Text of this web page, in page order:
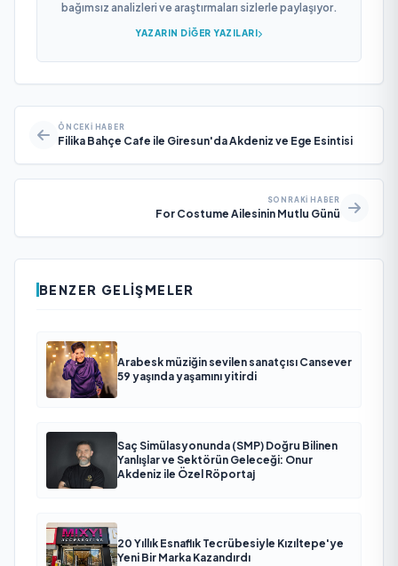
bağımsız analizleri ve araştırmaları sizlerle paylaşıyor.
YAZARIN DIĞER YAZILARI
ÖNCEKI HABER
Filika Bahçe Cafe ile Giresun'da Akdeniz ve Ege Esintisi
SONRAKI HABER
For Costume Ailesinin Mutlu Günü
BENZER GELIŞMELER
Arabesk müziğin sevilen sanatçısı Cansever
59 yaşında yaşamını yitirdi
Saç Simülasyonunda (SMP) Doğru Bilinen
Yanlışlar ve Sektörün Geleceği: Onur
Akdeniz ile Özel Röportaj
20 Yıllık Esnaflık Tecrübesiyle Kızıltepe'ye
Yeni Bir Marka Kazandırdı